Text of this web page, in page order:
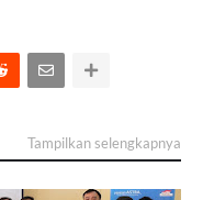
Tampilkan selengkapnya